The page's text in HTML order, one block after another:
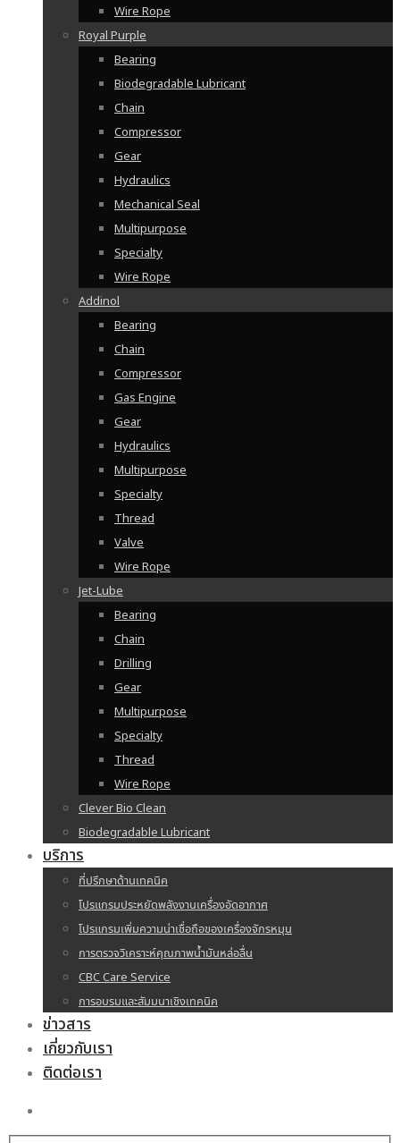
Wire Rope
Royal Purple
Bearing
Biodegradable Lubricant
Chain
Compressor
Gear
Hydraulics
Mechanical Seal
Multipurpose
Specialty
Wire Rope
Addinol
Bearing
Chain
Compressor
Gas Engine
Gear
Hydraulics
Multipurpose
Specialty
Thread
Valve
Wire Rope
Jet-Lube
Bearing
Chain
Drilling
Gear
Multipurpose
Specialty
Thread
Wire Rope
Clever Bio Clean
Biodegradable Lubricant
บริการ
ที่ปรึกษาด้านเทคนิค
โปรแกรมประหยัดพลังงานเครื่องอัดอากาศ
โปรแกรมเพิ่มความน่าเชื่อถือของเครื่องจักรหมุน
การตรวจวิเคราะห์คุณภาพน้ำมันหล่อลื่น
CBC Care Service
การอบรมและสัมมนาเชิงเทคนิค
ข่าวสาร
เกี่ยวกับเรา
ติดต่อเรา